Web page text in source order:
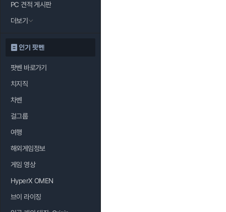
PC 견적 게시판
더보기
인기 팟벤
팟벤 바로가기
치지직
차벤
걸그룹
여행
해외게임정보
게임 영상
HyperX OMEN
브이 라이징